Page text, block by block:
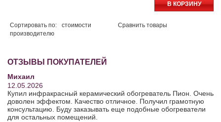
В КОРЗИНУ
Сортировать по:
стоимости
производителю
Сравнить товары
ОТЗЫВЫ ПОКУПАТЕЛЕЙ
Михаил
12.05.2026
Купил инфракрасный керамический обогреватель Пион. Очень
доволен эффектом. Качество отличное. Получил грамотную
консультацию. Буду заказывать еще подобные обогреватели
для остальных помещений.